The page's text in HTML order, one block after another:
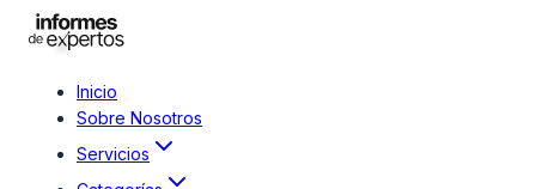
Inicio
Sobre Nosotros
Servicios